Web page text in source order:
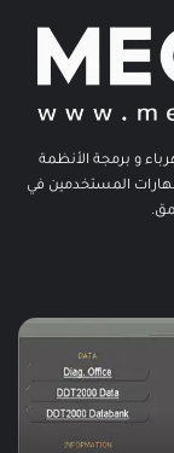
و برمجة الأنظمة
المستخدمين في